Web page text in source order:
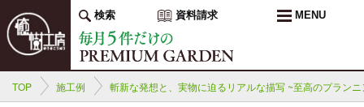
検索 資料請求 MENU
TOP 施工例 斬新な発想と、実物に迫るリアルな描写 ~至高のプラン